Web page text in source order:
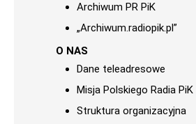
Archiwum PR PiK
„Archiwum.radiopik.pl”
O NAS
Dane teleadresowe
Misja Polskiego Radia PiK
Struktura organizacyjna